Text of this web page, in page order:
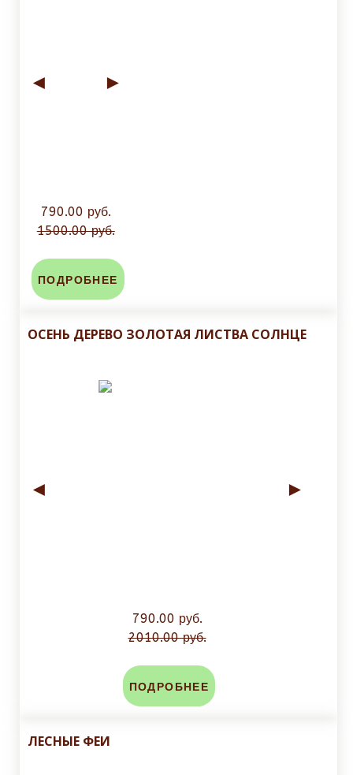
◄ ►
790.00 руб.
1500.00 руб.
ПОДРОБНЕЕ
ОСЕНЬ ДЕРЕВО ЗОЛОТАЯ ЛИСТВА СОЛНЦЕ
◄ ►
790.00 руб.
2010.00 руб.
ПОДРОБНЕЕ
ЛЕСНЫЕ ФЕИ